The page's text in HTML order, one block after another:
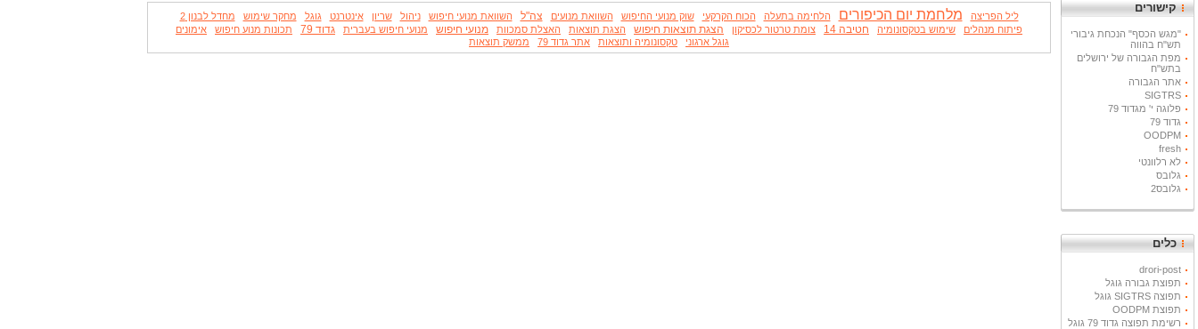
קישורים
"מגש הכסף" הנכחת גיבורי
תש"ח בהווה
מפת הגבורה של ירושלים
בתש"ח
אתר הגבורה
SIGTRS
פלוגה י' מגדוד 79
גדוד 79
OODPM
fresh
לא רלוונטי
גלובס
גלובס2
כלים
drori-post
תפוצת גבורה גוגל
תפוצה SIGTRS גוגל
תפוצת OODPM
רשימת תפוצה גדוד 79 גוגל
ליל הפריצה מלחמת יום הכיפורים הלחימה בתעלה הכוח הקרקעי שוק מנועי החיפוש השוואת מנועים צה"ל השוואת מנועי חיפוש ניהול שריון אינטרנט גוגל מחקר שימוש
מחדל לבנון 2
פיתוח מנהלים
שימוש בטקסונומיה חטיבה 14 צומת טרטור לכסיקון הצגת תוצאות חיפוש הצגת תוצאות האצלת סמכוות מנועי חיפוש מנועי חיפוש בעברית גדוד 79 תכונות מנוע חיפוש
אימונים
גוגל ארגוני
טקסונומיה ותוצאות אתר גדוד 79 ממשק תוצאות